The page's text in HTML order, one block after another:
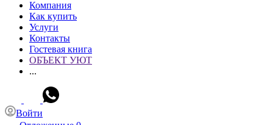
Компания
Как купить
Услуги
Контакты
Гостевая книга
ОБЪЕКТ УЮТ
...
Войти